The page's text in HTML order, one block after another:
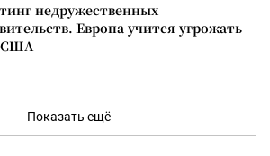
недружественных
Европа учится угрожать
США
Показать ещё